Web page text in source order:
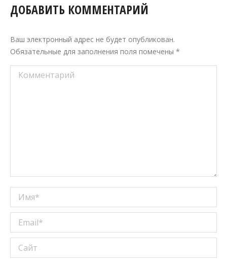
ДОБАВИТЬ КОММЕНТАРИЙ
Ваш электронный адрес не будет опубликован.
Обязательные для заполнения поля помечены *
Комментарий
Имя *
Email *
Сайт